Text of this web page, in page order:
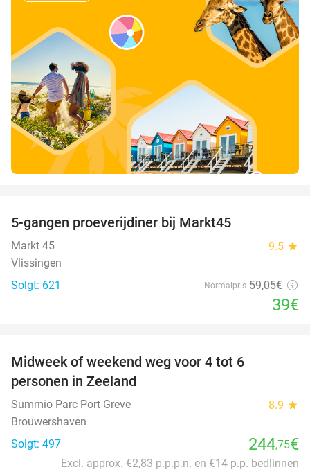
5-gangen proeverijdiner bij Markt45
Markt 45 9.5 star
Vlissingen
Solgt: 621
Normalpris 59,05€
39€
Midweek of weekend weg voor 4 tot 6
personen in Zeeland
Summio Parc Port Greve 8.9 star
Brouwershaven
Solgt: 497
244,75€
Excl. approx. €2,83 p.p.p.n. en €14 p.p. bedlinnen